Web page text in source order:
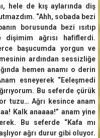
hele de kış aylarında diş
“Ahh, sobada bezi
borusunda bezi ısıtıp
dişimim ağrısı hafiflerdi.
başucumda yorgun ve
ardından sessizliğe
hemen anamı o derin
esneyerek “Eeleşmedi
Bu seferde çürük
tuzu… Ağrı kesince anam
Kalk anaaaa!” anam yine
Bu seferde “Kafa mı
ağrı durur gibi oluyor.